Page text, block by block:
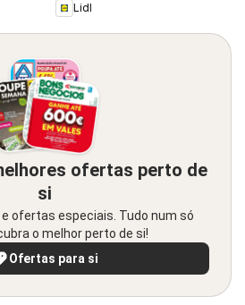
Lidl
ofertas perto de
si
ofertas especiais. Tudo num só
o melhor perto de si!
Ofertas para si